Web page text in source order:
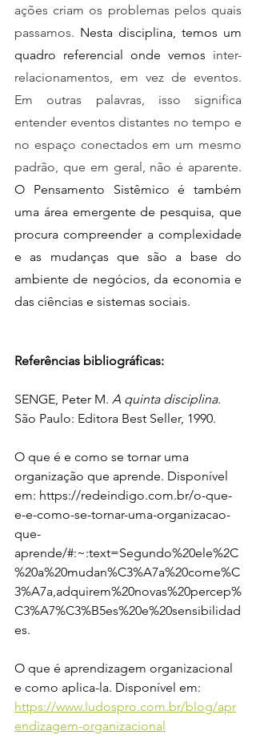
ações criam os problemas pelos quais
passamos. Nesta disciplina, temos um
quadro referencial onde vemos inter-
relacionamentos, em vez de eventos.
Em outras palavras, isso significa
entender eventos distantes no tempo e
no espaço conectados em um mesmo
O Pensamento Sistêmico é também
uma área emergente de pesquisa, que
procura compreender a complexidade
e as mudanças que são a base do
ambiente de negócios, da economia e
das ciências e sistemas sociais.
Referências bibliográficas:
SENGE, Peter M. A quinta disciplina.
São Paulo: Editora Best Seller, 1990.
O que é e como se tornar uma
organização que aprende. Disponível
em: https://redeindigo.com.br/o-que-
e-e-como-se-tornar-uma-organizacao-
que-
aprende/#:~:text=Segundo%20ele%2C
%20a%20mudan%C3%A7a%20come%C
3%A7a,adquirem%20novas%20percep%
C3%A7%C3%B5es%20e%20sensibilidad
es.
O que é aprendizagem organizacional
e como aplica-la. Disponível em:
https://www.ludospro.com.br/blog/apr
endizagem-organizacional